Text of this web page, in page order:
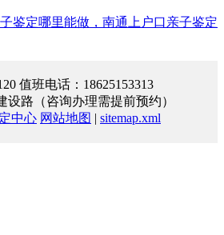
鉴定哪里能做，南通上户口亲子鉴定
值班电话：18625153313
路（咨询办理需提前预约）
中心 网站地图 | sitemap.xml